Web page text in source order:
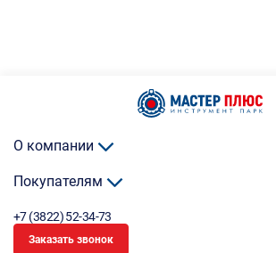
О компании
Покупателям
+7 (3822) 52-34-73
Заказать звонок